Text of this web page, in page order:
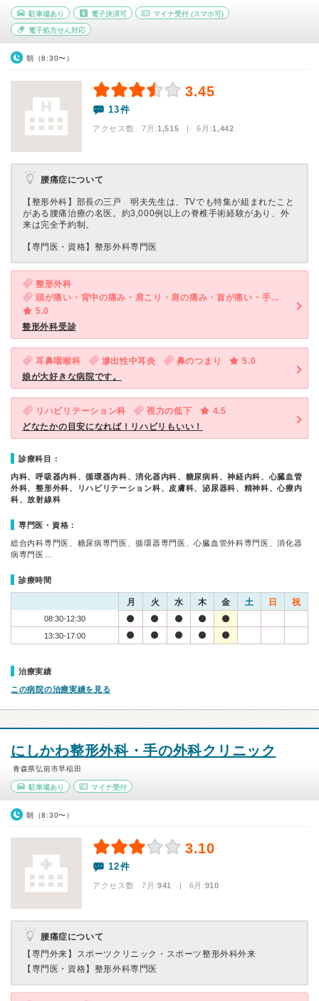
駐車場あり 電子決済可 マイナ受付 (スマホ可)
電子処方せん対応
朝（8:30〜）
3.45
13件
アクセス数 7月:1,515 | 6月:1,442
腰痛症について
【整形外科】部長の三戸 明夫先生は、TVでも特集が組まれたこと
がある腰痛治療の名医。約3,000例以上の脊椎手術経験があり、外
来は完全予約制。
【専門医・資格】 整形外科専門医
整形外科
頭が痛い・背中の痛み・肩こり・肩の痛み・首が痛い・手足の関節が痛い・手足がしびれる
5.0
整形外科受診
耳鼻咽喉科 滲出性中耳炎 鼻のつまり
5.0
娘が大好きな病院です。
リハビリテーション科 視力の低下
4.5
どなたかの目安になれば！リハビリもいい！
診療科目：
内科、呼吸器内科、循環器内科、消化器内科、糖尿病科、神経内科、心臓血管
外科、整形外科、リハビリテーション科、皮膚科、泌尿器科、精神科、心療内
科、放射線科
専門医・資格：
総合内科専門医、糖尿病専門医、循環器専門医、心臓血管外科専門医、消化器
病専門医…
診療時間
月 火 水 木 金 土 日 祝
08:30-12:30
13:30-17:00
治療実績
この病院の治療実績を見る
にしかわ整形外科・手の外科クリニック
青森県弘前市早稲田
駐車場あり マイナ受付
朝（8:30〜）
3.10
12件
アクセス数 7月:941 | 6月:910
腰痛症について
【専門外来】 スポーツクリニック・スポーツ整形外科外来
【専門医・資格】 整形外科専門医